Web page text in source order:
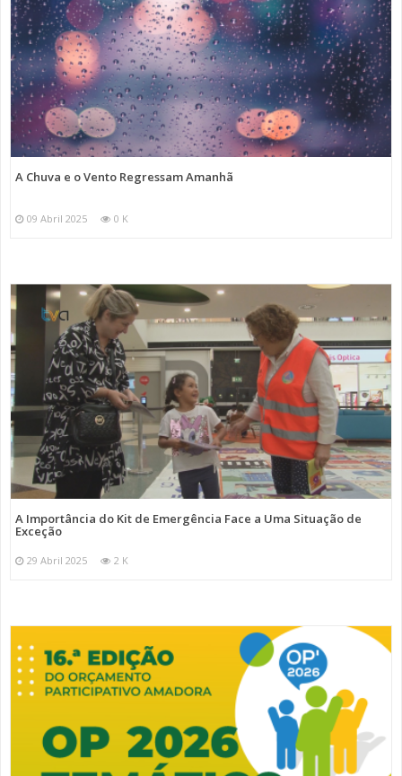
A Chuva e o Vento Regressam Amanhã
09 Abril 2025 0 K
A Importância do Kit de Emergência Face a Uma Situação de
Exceção
29 Abril 2025 2 K